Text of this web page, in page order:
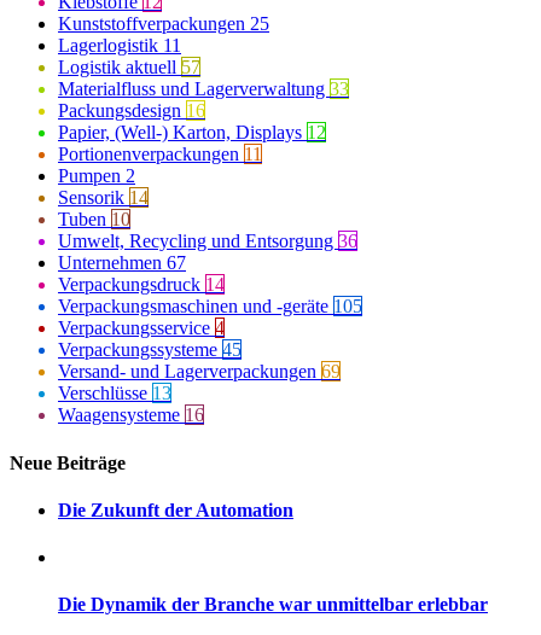
Kunststoffverpackungen 25
Lagerlogistik 11
Logistik aktuell 57
Materialfluss und Lagerverwaltung 33
Packungsdesign 16
Papier, (Well-) Karton, Displays 12
Portionenverpackungen 11
Pumpen 2
Sensorik 14
Tuben 10
Umwelt, Recycling und Entsorgung 36
Unternehmen 67
Verpackungsdruck 14
Verpackungsmaschinen und -geräte 105
Verpackungsservice 4
Verpackungssysteme 45
Versand- und Lagerverpackungen 69
Verschlüsse 13
Waagensysteme 16
Neue Beiträge
Die Zukunft der Automation
Die Dynamik der Branche war unmittelbar erlebbar